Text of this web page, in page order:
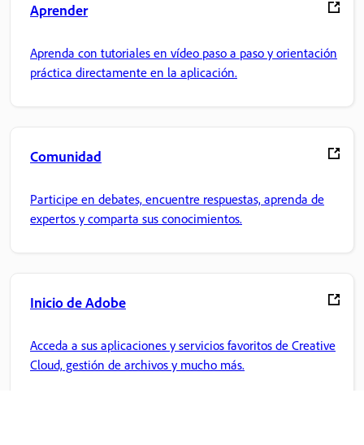
Aprender
Aprenda con tutoriales en vídeo paso a paso y orientación
práctica directamente en la aplicación.
Comunidad
Participe en debates, encuentre respuestas, aprenda de
expertos y comparta sus conocimientos.
Inicio de Adobe
Acceda a sus aplicaciones y servicios favoritos de Creative
Cloud, gestión de archivos y mucho más.